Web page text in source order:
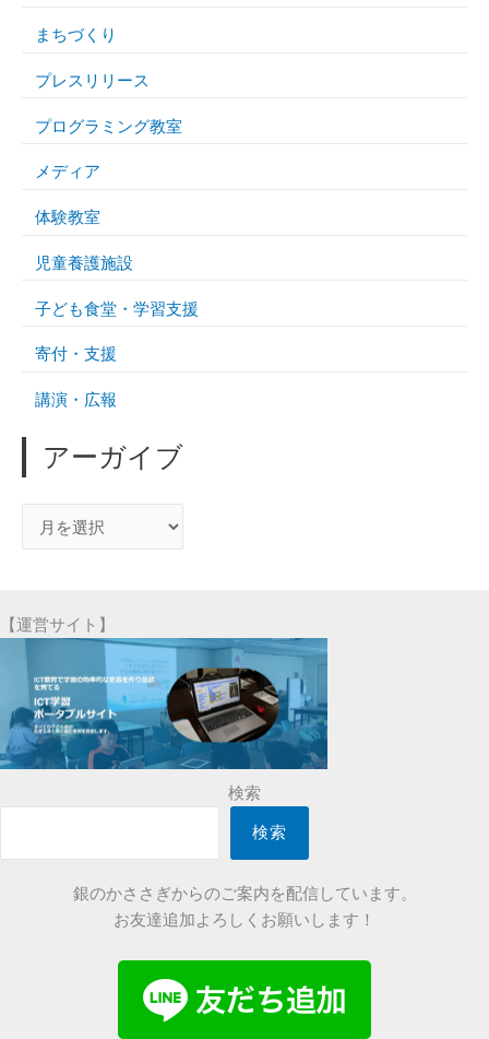
まちづくり
プレスリリース
プログラミング教室
メディア
体験教室
児童養護施設
子ども食堂・学習支援
寄付・支援
講演・広報
アーガイブ
ブ
【運営サイト】
検索
検索
銀のかささぎからのご案内を配信しています。
お友達追加よろしくお願いします！